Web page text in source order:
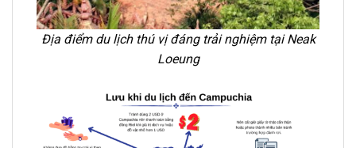
Địa điểm du lịch thú vị đáng trải nghiệm tại Neak
Loeung